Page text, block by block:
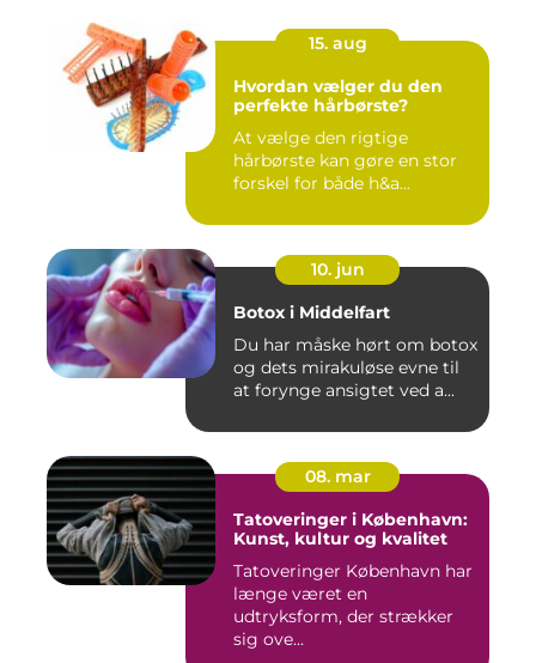
15. aug
Hvordan vælger du den
perfekte hårbørste?
At vælge den rigtige
hårbørste kan gøre en stor
forskel for både h&a...
10. jun
Botox i Middelfart
Du har måske hørt om botox
og dets mirakuløse evne til
at forynge ansigtet ved a...
08. mar
Tatoveringer i København:
Kunst, kultur og kvalitet
Tatoveringer København har
længe været en
udtryksform, der strækker
sig ove...